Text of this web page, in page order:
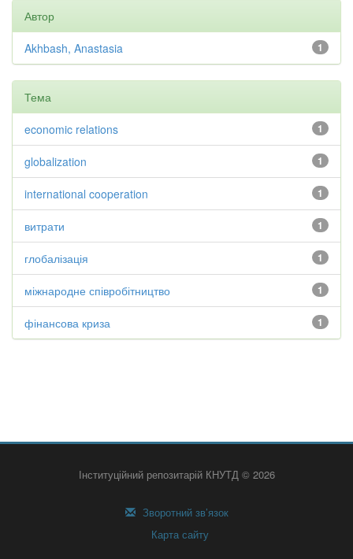
Автор
1
Akhbash, Anastasia
Тема
1
economic relations
1
globalization
1
international cooperation
1
витрати
1
глобалізація
1
міжнародне співробітництво
1
фінансова криза
Інституційний репозитарій КНУТД © 2026
Зворотний зв’язок
Карта сайту